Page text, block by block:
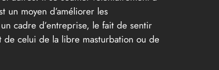
un moyen d’améliorer les
cadre d’entreprise, le fait de sentir
de celui de la libre masturbation ou de